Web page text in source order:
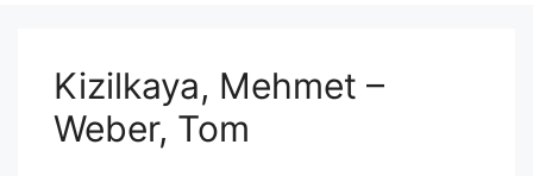
Kizilkaya, Mehmet –
Weber, Tom